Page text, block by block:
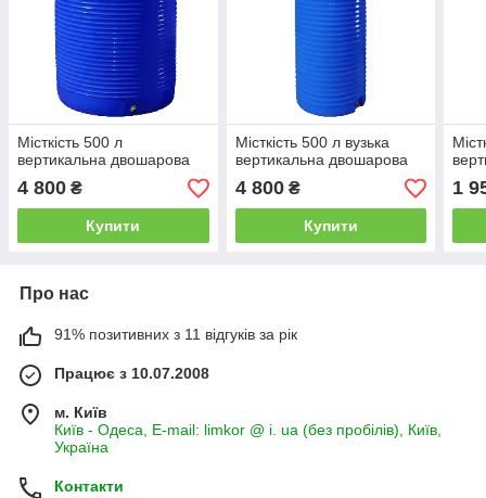
Місткість 500 л
вертикальна двошарова
4 800 ₴
Купити
Місткість 500 л вузька
вертикальна двошарова
4 800₴
Купити
1
Про нас
91% позитивних з 11 відгуків за рік
Працює з 10.07.2008
м. Київ
Київ - Одеса, E-mail: limkor @ i. ua (без пробілів), Київ,
Україна
Контакти